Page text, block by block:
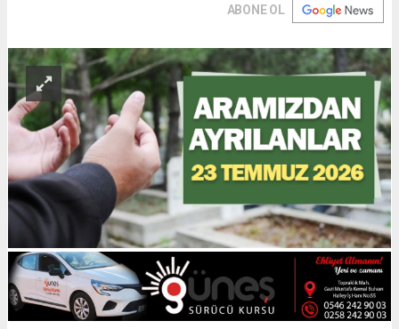
ABONE OL